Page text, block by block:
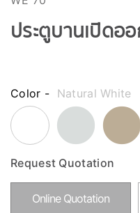
ประตูบานเปิดอ
Color - Natural White
Request Quotation
Online Quotation